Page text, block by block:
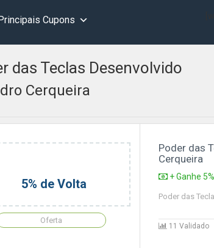
Cupons
das Teclas Desenvolvido
Cerqueira
5% de Volta
Oferta
Poder das
Cerqueira
+ Ganhe
Poder das
11 Validado